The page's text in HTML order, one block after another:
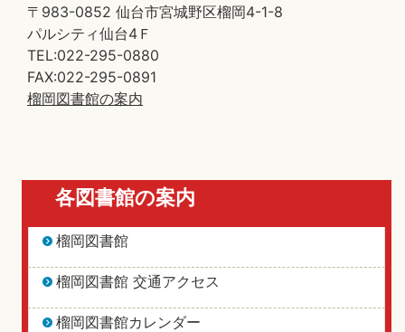
〒983-0852 仙台市宮城野区榴岡4-1-8
パルシティ仙台4Ｆ
TEL:022-295-0880
FAX:022-295-0891
榴岡図書館の案内
各図書館の案内
榴岡図書館
榴岡図書館 交通アクセス
榴岡図書館カレンダー